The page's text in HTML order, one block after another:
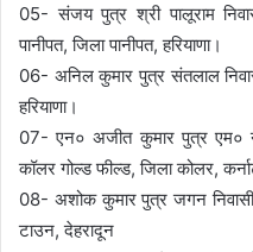
05- संजय पुत्र श्री पालूराम
पानीपत, जिला पानीपत, हरियाणा।
06- अनिल कुमार पुत्र संतलाल
हरियाणा।
07- एन० अजीत कुमार पुत्र एम०
कॉलर गोल्ड फील्ड, जिला कोलर,
08- अशोक कुमार पुत्र जगन
टाउन, देहरादून